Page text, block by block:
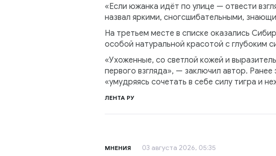
«Если южанка идёт по улице — отвести
назвал яркими, сногсшибательными,
На третьем месте в списке оказались
особой натуральной красотой с глубоким
«Ухоженные, со светлой кожей и
первого взгляда», — заключил автор.
«умудряясь сочетать в себе силу тигра и
ЛЕНТА РУ
МНЕНИЯ 03 августа 2026, 05:35